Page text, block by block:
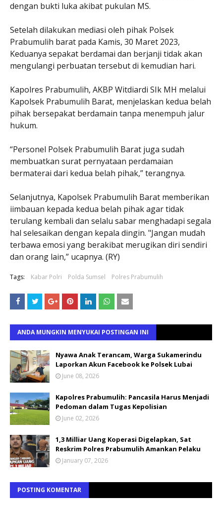
dengan bukti luka akibat pukulan MS.
Setelah dilakukan mediasi oleh pihak Polsek
Prabumulih barat pada Kamis, 30 Maret 2023,
Keduanya sepakat berdamai dan berjanji tidak akan
mengulangi perbuatan tersebut di kemudian hari.
Kapolres Prabumulih, AKBP Witdiardi SIk MH melalui
Kapolsek Prabumulih Barat, menjelaskan kedua belah
pihak bersepakat berdamain tanpa menempuh jalur
hukum.
“Personel Polsek Prabumulih Barat juga sudah
membuatkan surat pernyataan perdamaian
bermaterai dari kedua belah pihak,” terangnya.
Selanjutnya, Kapolsek Prabumulih Barat memberikan
iimbauan kepada kedua belah pihak agar tidak
terulang kembali dan selalu sabar menghadapi segala
hal selesaikan dengan kepala dingin. "Jangan mudah
terbawa emosi yang berakibat merugikan diri sendiri
dan orang lain,” ucapnya. (RY)
Tags: Kabar Polri Polda Sumsel Polres Prabumulih
ANDA MUNGKIN MENYUKAI POSTINGAN INI
Nyawa Anak Terancam, Warga Sukamerindu
Laporkan Akun Facebook ke Polsek Lubai
June 08, 2026
Kapolres Prabumulih: Pancasila Harus Menjadi
Pedoman dalam Tugas Kepolisian
June 02, 2026
1,3 Milliar Uang Koperasi Digelapkan, Sat
Reskrim Polres Prabumulih Amankan Pelaku
January 07, 2026
POSTING KOMENTAR